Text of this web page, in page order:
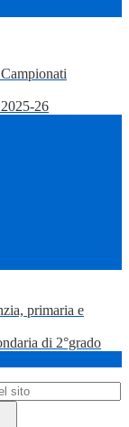
26
primaria e
di 2°grado